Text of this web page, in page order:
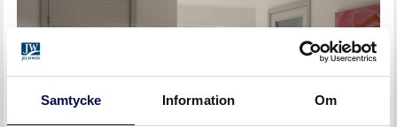
Samtycke Information Om